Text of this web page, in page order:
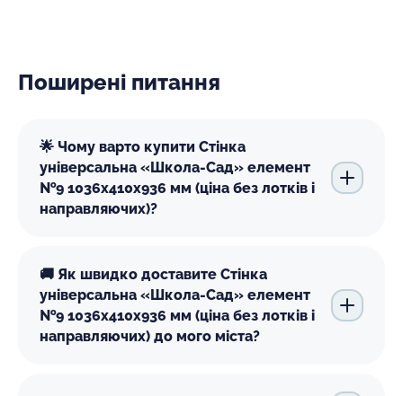
Поширені питання
🌟 Чому варто купити Стінка
універсальна «Школа-Сад» елемент
№9 1036х410х936 мм (ціна без лотків і
направляючих)?
🚚 Як швидко доставите Стінка
універсальна «Школа-Сад» елемент
№9 1036х410х936 мм (ціна без лотків і
направляючих) до мого міста?